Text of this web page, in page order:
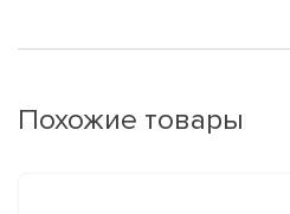
Похожие товары